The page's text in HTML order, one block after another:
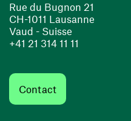
Rue du Bugnon 21
CH-1011 Lausanne
Vaud - Suisse
+41 21 314 11 11
Contact